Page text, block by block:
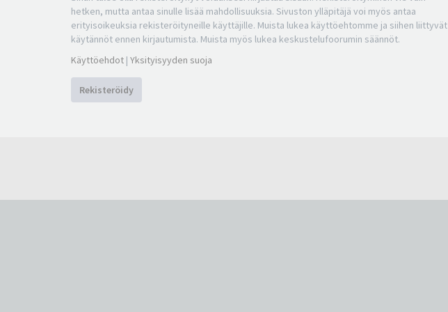
hetken, mutta antaa sinulle lisää mahdollisuuksia. Sivuston ylläpitäjä voi myös antaa
erityisoikeuksia rekisteröityneille käyttäjille. Muista lukea käyttöehtomme ja siihen liittyvät
käytännöt ennen kirjautumista. Muista myös lukea keskustelufoorumin säännöt.
Käyttöehdot | Yksityisyyden suoja
Rekisteröidy